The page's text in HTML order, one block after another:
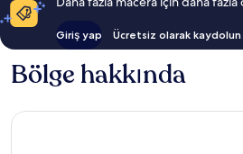
Giriş yap Ücretsiz olarak kaydolun
Bölge hakkında